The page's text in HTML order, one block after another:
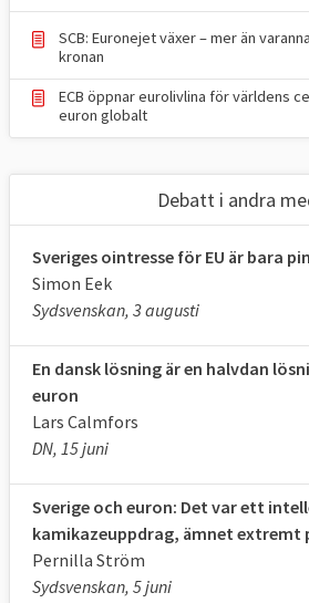
2004 uppfyller ännu inte
för att få delta i
Bland de gamla EU-länderna
Sverige och Danmark som
infört euron. Danmark har
rättsliga undantag som
stå utanför euroområdet.
Sverige har inget rättsligt
tackade nej till euron efter att
en folkomröstning 2003
valutabyte. Det har i
av övriga EU-länder som ett
"politiskt undantag".
SCB: Euronejet växer – mer än
kronan
ECB öppnar eurolivlina för världens
euron globalt
Debatt i andra
Sveriges ointresse för EU är bara
Simon Eek
Sydsvenskan, 3 augusti
En dansk lösning är en halvdan
euron
Lars Calmfors
DN, 15 juni
Sverige och euron: Det var ett
kamikazeuppdrag, ämnet
Pernilla Ström
Sydsvenskan, 5 juni